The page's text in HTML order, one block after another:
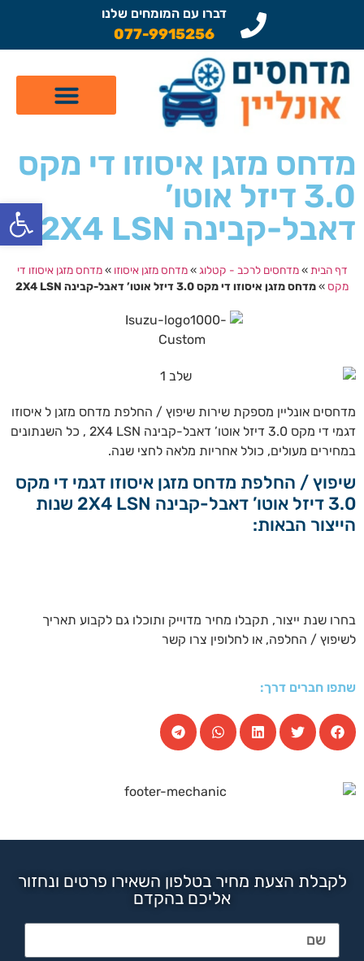
דברו עם המומחים שלנו
077-9915256
מדחס מזגן איסוזו די מקס
3.0 דיזל אוטו’
דאבל-קבינה 2X4 LSN
דף הבית »מדחסים לרכב - קטלוג »מדחס מזגן איסוזו »מדחס מזגן איסוזו די
מקס »מדחס מזגן איסוזו די מקס 3.0 דיזל אוטו’ דאבל-קבינה 2X4 LSN
מדחסים אונליין מספקת שירות שיפוץ / החלפת מדחס מזגן ל איסוזו
דגמי די מקס 3.0 דיזל אוטו’ דאבל-קבינה 2X4 LSN , כל השנתונים
במחירים מעולים, כולל אחריות מלאה לחצי שנה.
שיפוץ / החלפת מדחס מזגן איסוזו דגמי די מקס
3.0 דיזל אוטו’ דאבל-קבינה 2X4 LSN שנות
הייצור הבאות:
בחרו שנת ייצור, תקבלו מחיר מדוייק ותוכלו גם לקבוע תאריך
לשיפוץ / החלפה, או לחלופין צרו קשר
שתפו חברים דרך:
לקבלת הצעת מחיר בטלפון השאירו פרטים ונחזור
אליכם בהקדם